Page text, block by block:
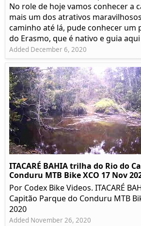
No role de hoje vamos conhecer a
mais um dos atrativos
caminho até lá, pude conhecer um
do Erasmo, que é nativo e guia
Added December 6, 2020
ITACARÉ BAHIA trilha do Rio do
Conduru MTB Bike XCO 17 Nov
Por Codex Bike Videos. ITACARÉ
Capitão Parque do Conduru MTB
2020
Added November 26, 2020